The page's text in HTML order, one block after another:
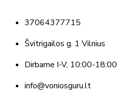
37064377715
Švitrigailos g. 1 Vilnius
Dirbame I-V, 10:00-18:00
info@voniosguru.lt